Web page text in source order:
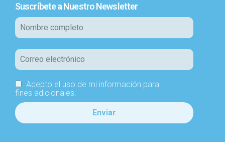
Suscríbete a Nuestro Newsletter
Acepto el uso de mi información para
fines adicionales.